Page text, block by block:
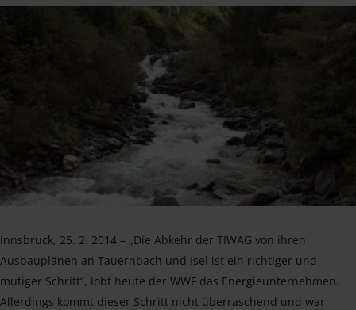
Innsbruck, 25. 2. 2014 – „Die Abkehr der TIWAG von ihren
Ausbauplänen an Tauernbach und Isel ist ein richtiger und
mutiger Schritt“, lobt heute der WWF das Energieunternehmen.
Allerdings kommt dieser Schritt nicht überraschend und war